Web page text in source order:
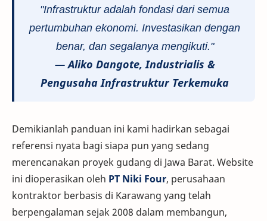
"Infrastruktur adalah fondasi dari semua
pertumbuhan ekonomi. Investasikan dengan
benar, dan segalanya mengikuti."
—Aliko Dangote, Industrialis &
Pengusaha Infrastruktur Terkemuka
Demikianlah panduan ini kami hadirkan sebagai
referensi nyata bagi siapa pun yang sedang
merencanakan proyek gudang di Jawa Barat. Website
ini dioperasikan oleh PT Niki Four, perusahaan
kontraktor berbasis di Karawang yang telah
berpengalaman sejak 2008 dalam membangun,